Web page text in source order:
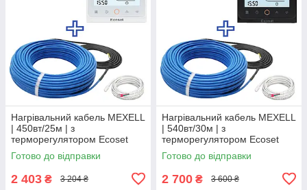
Нагрівальний кабель MEXELL
| 450вт/25м | з
терморегулятором Ecoset
PWT-002
Готово до відправки
2 403 ₴ 3 204 ₴
Нагрівальний кабель MEXELL
| 540вт/30м | з
терморегулятором Ecoset
PWT-002
Готово до відправки
2 700 ₴ 3 600 ₴